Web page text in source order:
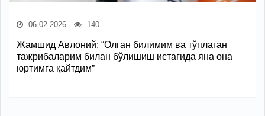
06.02.2026 140
Жамшид Авлоний: “Олган билимим ва тўплаган
тажрибаларим билан бўлишиш истагида яна она
юртимга қайтдим”